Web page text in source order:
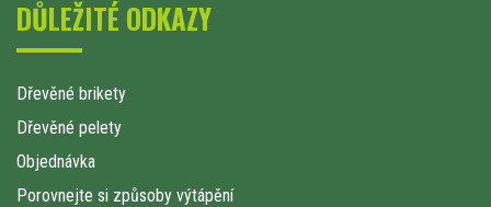
DŮLEŽITÉ ODKAZY
Dřevěné brikety
Dřevěné pelety
Objednávka
Porovnejte si způsoby výtápění